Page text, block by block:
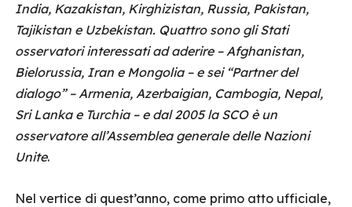
India, Kazakistan, Kirghizistan, Russia, Pakistan,
Tajikistan e Uzbekistan. Quattro sono gli Stati
osservatori interessati ad aderire – Afghanistan,
Bielorussia, Iran e Mongolia – e sei “Partner del
dialogo” – Armenia, Azerbaigian, Cambogia, Nepal,
Sri Lanka e Turchia – e dal 2005 la SCO è un
osservatore all’Assemblea generale delle Nazioni
Unite.
Nel vertice di quest’anno, come primo atto ufficiale,